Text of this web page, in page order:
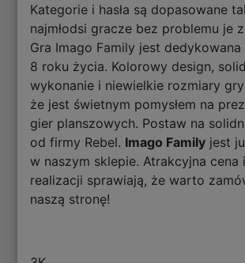
Kategorie i hasła są dopasowane
najmłodsi gracze bez problemu je
Gra Imago Family jest
8 roku życia. Kolorowy design,
wykonanie i niewielkie rozmiary
że jest świetnym pomysłem na
gier planszowych. Postaw na
od firmy Rebel. Imago Family jest
w naszym sklepie. Atrakcyjna cena
realizacji sprawiają, że warto
naszą stronę!